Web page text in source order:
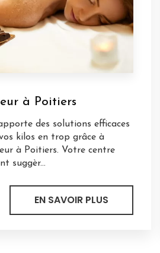
à Poitiers
des solutions efficaces
kilos en trop grâce à
à Poitiers. Votre centre
suggèr...
EN SAVOIR PLUS